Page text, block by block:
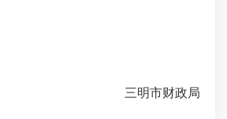
三明市财政局